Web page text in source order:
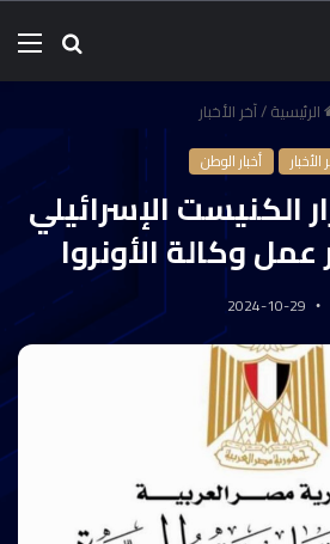
الرئيسية/آخر الأخبار
الأخبار أخبار الوطن
الكنيست الإسرائيلي
وكالة الأونروا
2024-10-29